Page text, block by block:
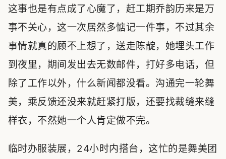
这事也是有点成了心魔了，赶工期乔韵历来是万
事不关心，这一次居然多惦记一件事，不过其余
事情就真的顾不上想了，送走陈靛，她埋头工作
到夜里，期间发出去无数邮件，打好多电话，但
除了工作以外，什么新闻都没看。沟通完一轮舞
美，乘反馈还没来就赶紧打版，还要找裁缝来缝
样衣，不然她一个人肯定做不完。
临时办服装展，24小时内搭台，这忙的是舞美团